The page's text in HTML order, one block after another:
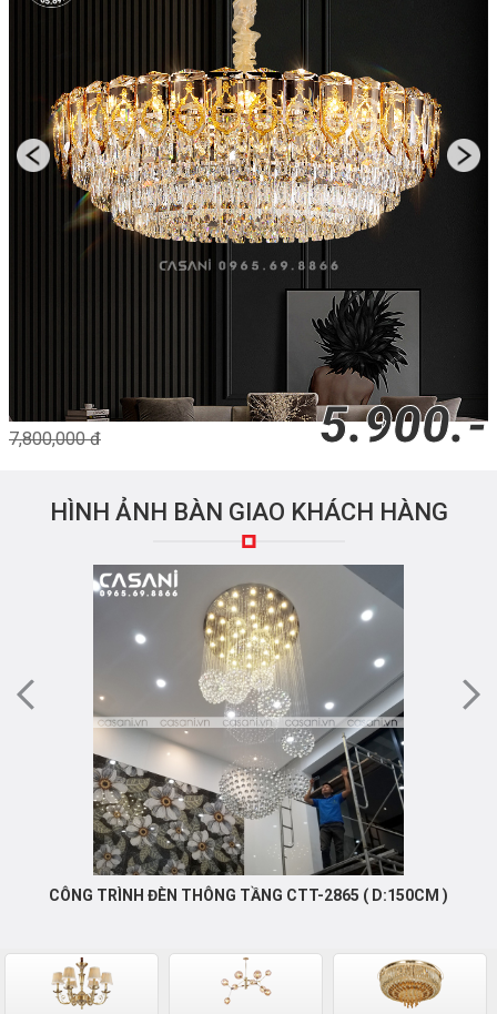
7,800,000 đ 5.900.-
HÌNH ẢNH BÀN GIAO KHÁCH HÀNG
CÔNG TRÌNH ĐÈN THÔNG TẦNG CTT-2865 ( D:150CM )